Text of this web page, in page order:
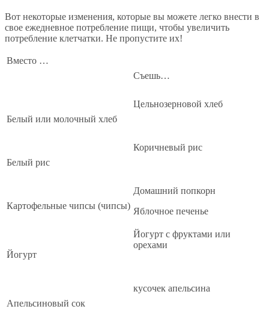
Вот некоторые изменения, которые вы можете легко внести в
свое ежедневное потребление пищи, чтобы увеличить
потребление клетчатки. Не пропустите их!
Вместо …
Съешь…
Белый или молочный хлеб
Цельнозерновой хлеб
Белый рис
Коричневый рис
Картофельные чипсы (чипсы)
Домашний попкорн
Яблочное печенье
Йогурт
Йогурт с фруктами или
орехами
Апельсиновый сок
кусочек апельсина